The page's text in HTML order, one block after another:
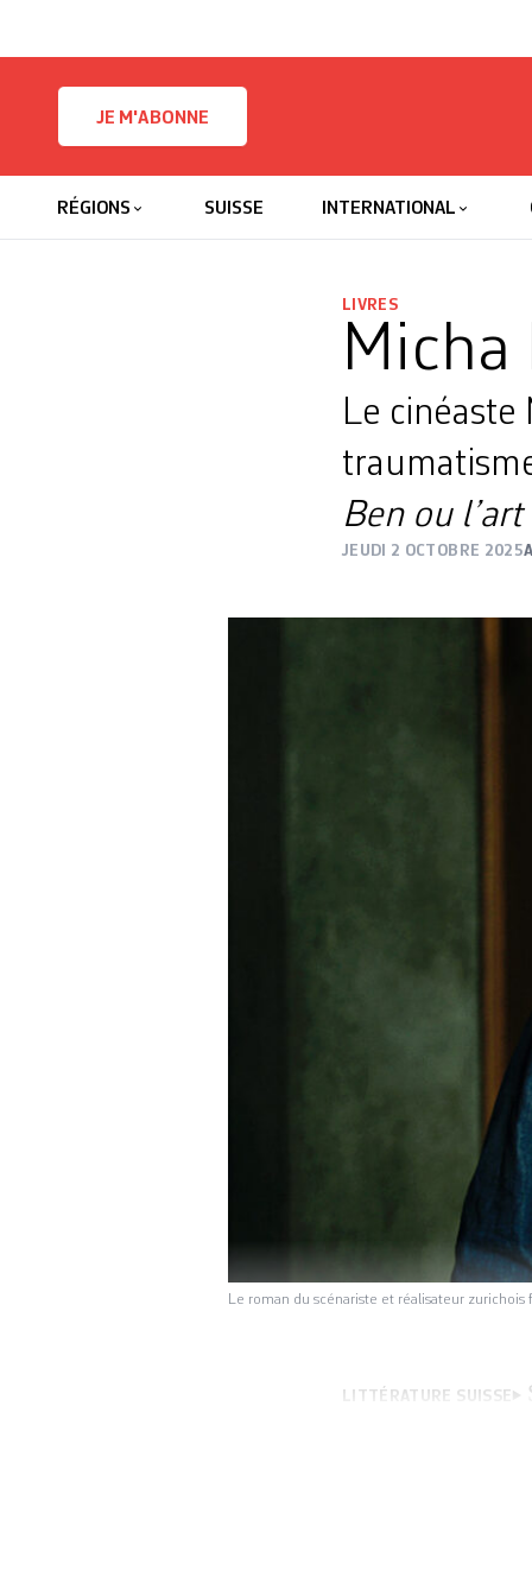
JE M'ABONNE
RÉGIONS SUISSE INTERNATIONAL
LIVRES
Micha
Le cinéaste
Ben ou
JEUDI 2 OCTOBRE 2025
Le roman du scénariste et réalisateur zurichois
LITTÉRATURE SUISSE